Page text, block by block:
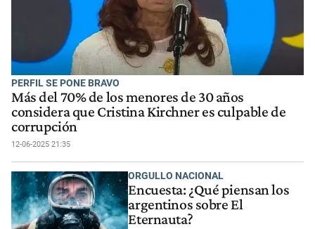
PERFIL SE PONE BRAVO
Más del 70% de los menores de 30 años
considera que Cristina Kirchner es culpable de
corrupción
12-06-2025 21:35
ORGULLO NACIONAL
Encuesta: ¿Qué piensan los
argentinos sobre El
Eternauta?